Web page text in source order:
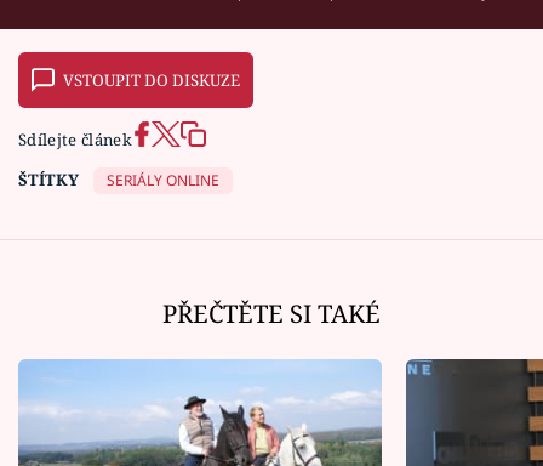
VSTOUPIT DO DISKUZE
Sdílejte článek
ŠTÍTKY
SERIÁLY ONLINE
PŘEČTĚTE SI TAKÉ